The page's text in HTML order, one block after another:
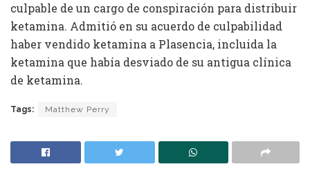
culpable de un cargo de conspiración para distribuir
ketamina. Admitió en su acuerdo de culpabilidad
haber vendido ketamina a Plasencia, incluida la
ketamina que había desviado de su antigua clínica
de ketamina.
Tags: Matthew Perry